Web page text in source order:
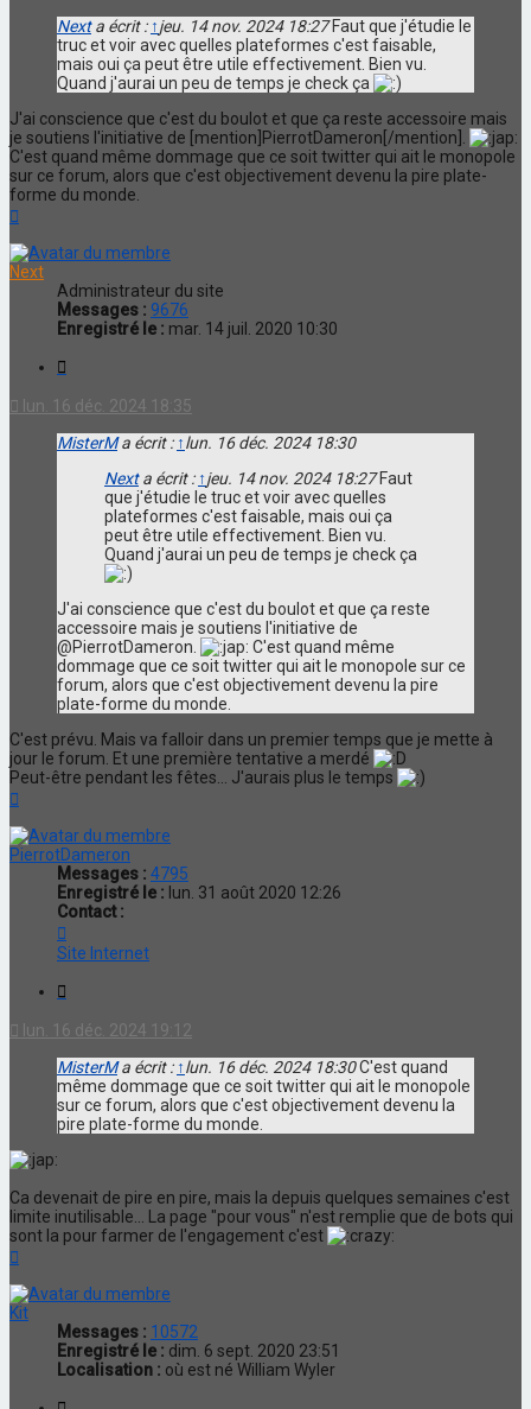
Nexta écrit : ↑jeu. 14 nov. 2024 18:27Faut que j'étudie le
truc et voir avec quelles plateformes c'est faisable,
mais oui ça peut être utile effectivement. Bien vu.
Quand j'aurai un peu de temps je check ça
J'ai conscience que c'est du boulot et que ça reste accessoire mais
je soutiens l'initiative de [mention]PierrotDameron[/mention].
C'est quand même dommage que ce soit twitter qui ait le monopole
sur ce forum, alors que c'est objectivement devenu la pire plate-
forme du monde.
Next
Administrateur du site
Messages : 9676
Enregistré le : mar. 14 juil. 2020 10:30
lun. 16 déc. 2024 18:35
MisterMa écrit : ↑lun. 16 déc. 2024 18:30
Nexta écrit : ↑jeu. 14 nov. 2024 18:27Faut
que j'étudie le truc et voir avec quelles
plateformes c'est faisable, mais oui ça
peut être utile effectivement. Bien vu.
Quand j'aurai un peu de temps je check ça
J'ai conscience que c'est du boulot et que ça reste
accessoire mais je soutiens l'initiative de
@PierrotDameron.
C'est quand même
dommage que ce soit twitter qui ait le monopole sur ce
forum, alors que c'est objectivement devenu la pire
plate-forme du monde.
C'est prévu. Mais va falloir dans un premier temps que je mette à
jour le forum. Et une première tentative a merdé
Peut-être pendant les fêtes... J'aurais plus le temps
PierrotDameron
Messages : 4795
Enregistré le : lun. 31 août 2020 12:26
Contact :
PierrotDameron
Site Internet
lun. 16 déc. 2024 19:12
MisterMa écrit : ↑lun. 16 déc. 2024 18:30C'est quand
même dommage que ce soit twitter qui ait le monopole
sur ce forum, alors que c'est objectivement devenu la
pire plate-forme du monde.
Ca devenait de pire en pire, mais la depuis quelques semaines c'est
limite inutilisable... La page "pour vous" n'est remplie que de bots qui
sont la pour farmer de l'engagement c'est
Kit
Messages : 10572
Enregistré le : dim. 6 sept. 2020 23:51
Localisation : où est né William Wyler